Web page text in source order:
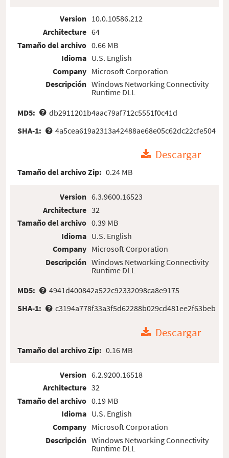
Version
Architecture
Tamaño del archivo
Idioma
Company
Descripción
10.0.10586.212
64
0.66 MB
U.S. English
Microsoft Corporation
Windows Networking Connectivity
Runtime DLL
MD5:
db2911201b4aac79af712c5551f0c41d
SHA-1:
4a5cea619a2313a42488ae68e05c62dc22cfe504
Descargar
Tamaño del archivo Zip: 0.24 MB
Version
Architecture
Tamaño del archivo
Idioma
Company
Descripción
6.3.9600.16523
32
0.39 MB
U.S. English
Microsoft Corporation
Windows Networking Connectivity
Runtime DLL
MD5:
4941d400842a522c92332098ca8e9175
SHA-1:
c3194a778f33a3f5d62288b029cd481ee2f63beb
Descargar
Tamaño del archivo Zip: 0.16 MB
Version
Architecture
Tamaño del archivo
Idioma
Company
Descripción
6.2.9200.16518
32
0.19 MB
U.S. English
Microsoft Corporation
Windows Networking Connectivity
Runtime DLL